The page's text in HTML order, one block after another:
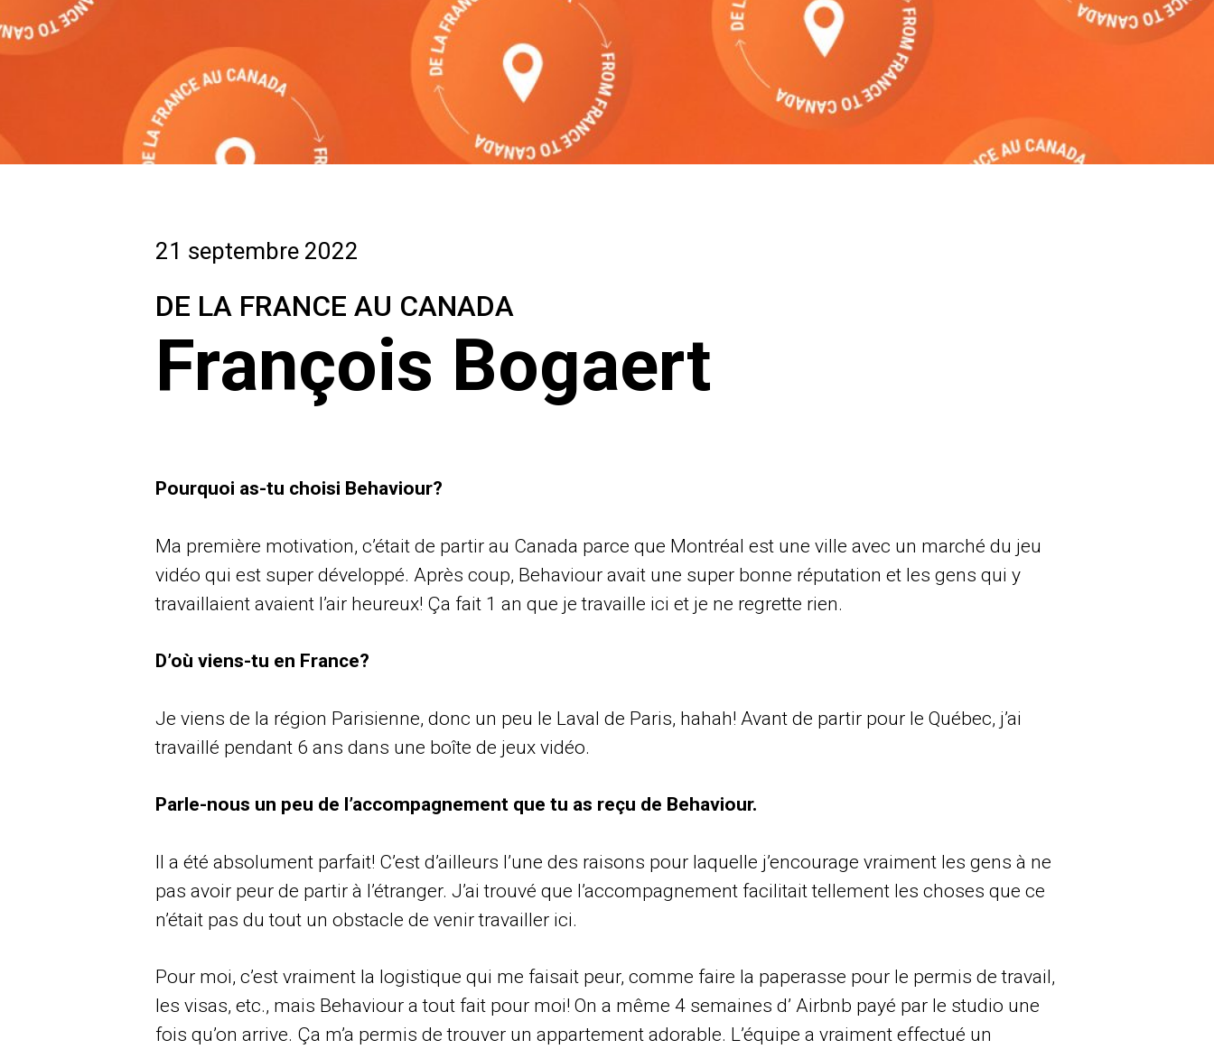
21 septembre 2022
DE LA FRANCE AU CANADA
François Bogaert
Pourquoi as-tu choisi Behaviour?
Ma première motivation, c’était de partir au Canada parce que Montréal est une ville avec un marché du jeu
vidéo qui est super développé. Après coup, Behaviour avait une super bonne réputation et les gens qui y
travaillaient avaient l’air heureux! Ça fait 1 an que je travaille ici et je ne regrette rien.
D’où viens-tu en France?
Je viens de la région Parisienne, donc un peu le Laval de Paris, hahah! Avant de partir pour le Québec, j’ai
travaillé pendant 6 ans dans une boîte de jeux vidéo.
Parle-nous un peu de l’accompagnement que tu as reçu de Behaviour.
Il a été absolument parfait! C’est d’ailleurs l’une des raisons pour laquelle j’encourage vraiment les gens à ne
pas avoir peur de partir à l’étranger. J’ai trouvé que l’accompagnement facilitait tellement les choses que ce
n’était pas du tout un obstacle de venir travailler ici.
Pour moi, c’est vraiment la logistique qui me faisait peur, comme faire la paperasse pour le permis de travail,
les visas, etc., mais Behaviour a tout fait pour moi! On a même 4 semaines d’ Airbnb payé par le studio une
fois qu’on arrive. Ça m’a permis de trouver un appartement adorable. L’équipe a vraiment effectué un